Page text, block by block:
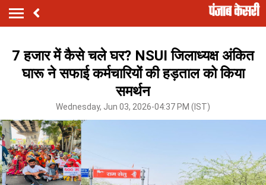
7 हजार में कैसे चले घर? NSUI जिलाध्यक्ष अंकित
घारू ने सफाई कर्मचारियों की हड़ताल को किया
समर्थन
Wednesday, Jun 03, 2026-04:37 PM (IST)